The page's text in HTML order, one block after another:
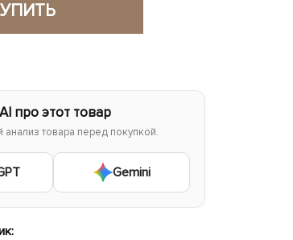
про этот товар
анализ товара перед покупкой.
Gemini